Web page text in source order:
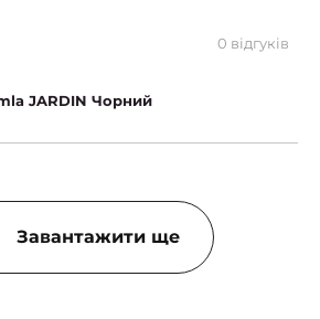
0 відгуків
JARDIN Чорний
Завантажити ще